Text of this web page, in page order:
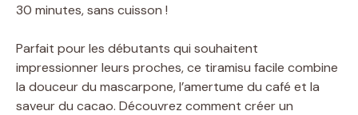
30 minutes, sans cuisson !
Parfait pour les débutants qui souhaitent
impressionner leurs proches, ce tiramisu facile combine
la douceur du mascarpone, l’amertume du café et la
saveur du cacao. Découvrez comment créer un